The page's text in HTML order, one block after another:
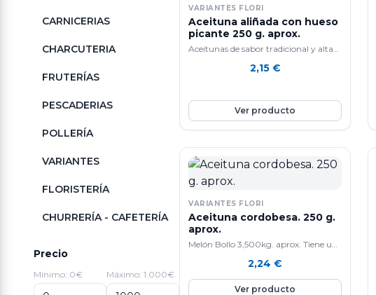
CARNICERIAS
CHARCUTERIA
FRUTERÍAS
PESCADERIAS
POLLERÍA
VARIANTES
FLORISTERÍA
CHURRERÍA - CAFETERÍA
Precio
Mínimo: 0€ Máximo: 1.000€
VARIANTES FLORI
Aceituna aliñada con hueso
picante 250 g. aprox.
Aceitunas de sabor tradicional y alta
2,15 €
Ver producto
VARIANTES FLORI
Aceituna cordobesa. 250 g.
aprox.
Melón Bollo 3,500kg. aprox. Tiene un
contiene mucho colágeno. También
ayuda a la perdida de peso y a
2,24€
Ver producto